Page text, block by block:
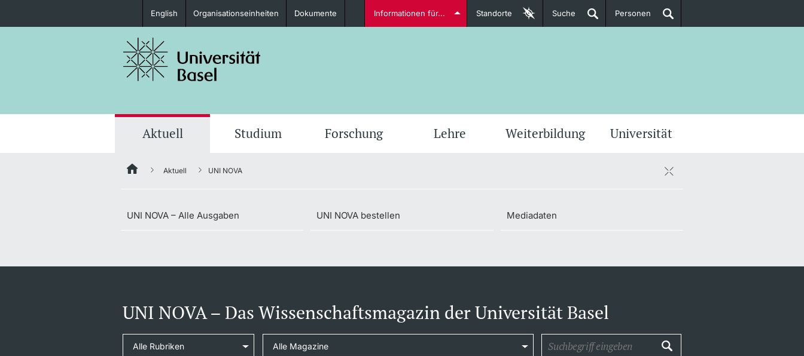
Studieninteressierte
Fördernde & Alumni
English Organisationseinheiten Dokumente Informationen für... Standorte Suche Personen
Aktuell Studium Forschung Lehre Weiterbildung Universität
UNI NOVA – Alle Ausgaben UNI NOVA bestellen Mediadaten
Aktuell UNI NOVA
UNI NOVA – Das Wissenschaftsmagazin der Universität Basel